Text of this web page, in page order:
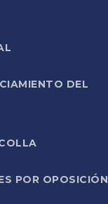
DEL
POR OPOSICIÓN